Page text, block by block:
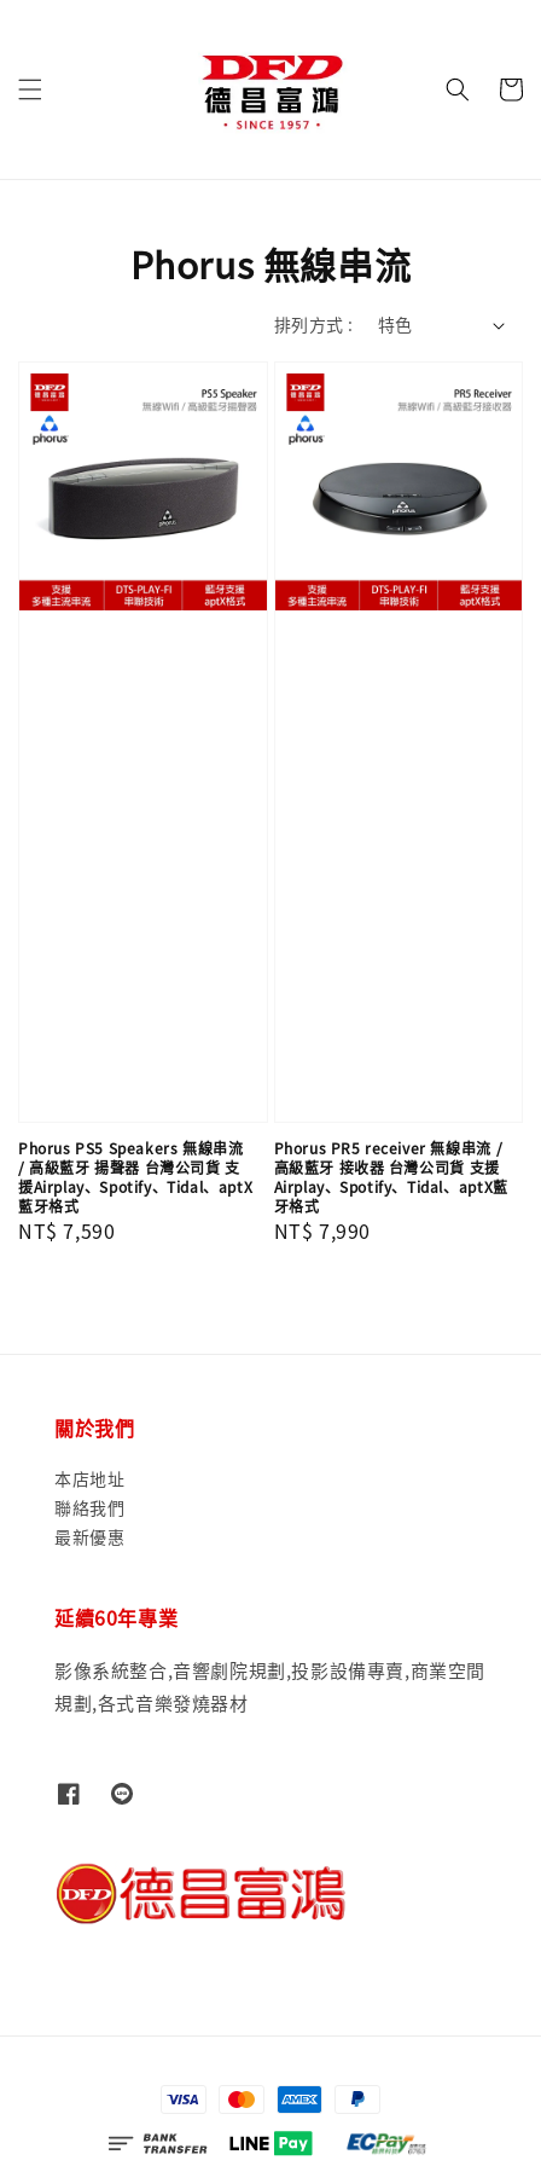
Phorus 無線串流
排列方式 :
Phorus PS5 Speakers 無線串流
/ 高級藍牙 揚聲器 台灣公司貨 支
援Airplay、Spotify、Tidal、aptX
藍牙格式
Regular
NT$ 7,590
Phorus PR5 receiver 無線串流 /
高級藍牙 接收器 台灣公司貨 支援
Airplay、Spotify、Tidal、aptX藍
牙格式
Regular
NT$ 7,990
關於我們
本店地址
聯絡我們
最新優惠
延續60年專業
影像系統整合,音響劇院規劃,投影設備專賣,商業空間
規劃,各式音樂發燒器材